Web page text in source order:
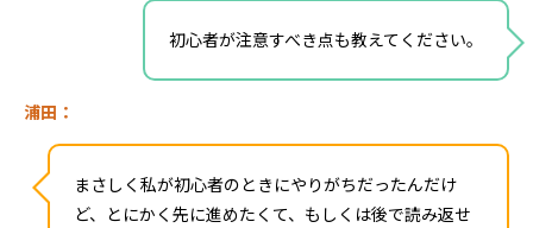
初心者が注意すべき点も教えてください。
浦田：
まさしく私が初心者のときにやりがちだったんだけ
ど、とにかく先に進めたくて、もしくは後で読み返せ